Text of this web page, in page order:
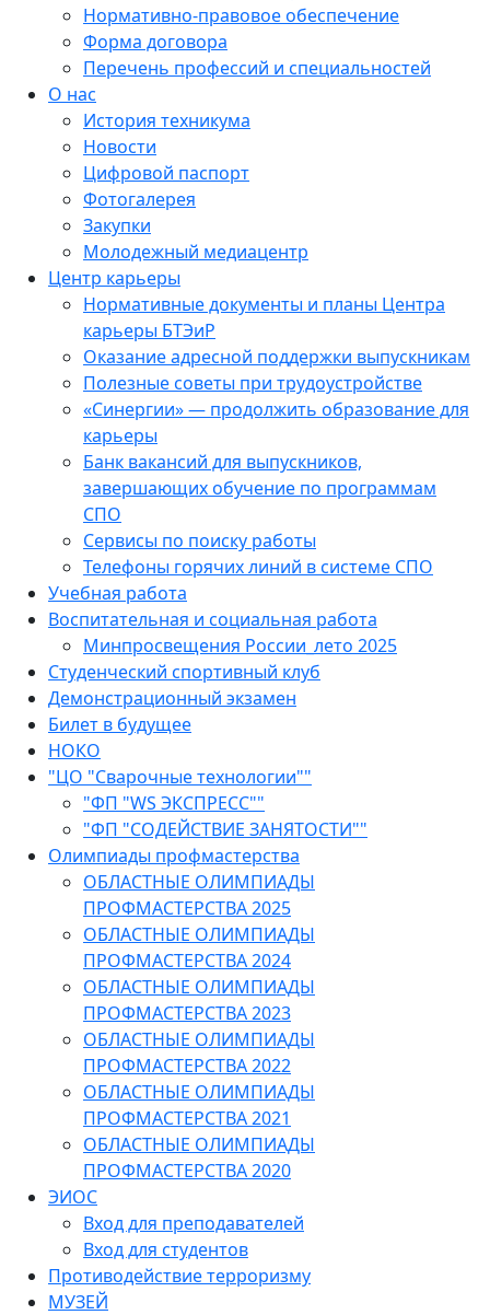
Нормативно-правовое обеспечение
Форма договора
Перечень профессий и специальностей
О нас
История техникума
Новости
Цифровой паспорт
Фотогалерея
Закупки
Молодежный медиацентр
Центр карьеры
Нормативные документы и планы Центра
карьеры БТЭиР
Оказание адресной поддержки выпускникам
Полезные советы при трудоустройстве
«Синергии» — продолжить образование для
карьеры
Банк вакансий для выпускников,
завершающих обучение по программам
СПО
Сервисы по поиску работы
Телефоны горячих линий в системе СПО
Учебная работа
Воспитательная и социальная работа
Минпросвещения России_лето 2025
Студенческий спортивный клуб
Демонстрационный экзамен
Билет в будущее
НОКО
"ЦО "Сварочные технологии""
"ФП "WS ЭКСПРЕСС""
"ФП "СОДЕЙСТВИЕ ЗАНЯТОСТИ""
Олимпиады профмастерства
ОБЛАСТНЫЕ ОЛИМПИАДЫ
ПРОФМАСТЕРСТВА 2025
ОБЛАСТНЫЕ ОЛИМПИАДЫ
ПРОФМАСТЕРСТВА 2024
ОБЛАСТНЫЕ ОЛИМПИАДЫ
ПРОФМАСТЕРСТВА 2023
ОБЛАСТНЫЕ ОЛИМПИАДЫ
ПРОФМАСТЕРСТВА 2022
ОБЛАСТНЫЕ ОЛИМПИАДЫ
ПРОФМАСТЕРСТВА 2021
ОБЛАСТНЫЕ ОЛИМПИАДЫ
ПРОФМАСТЕРСТВА 2020
ЭИОС
Вход для преподавателей
Вход для студентов
Противодействие терроризму
МУЗЕЙ